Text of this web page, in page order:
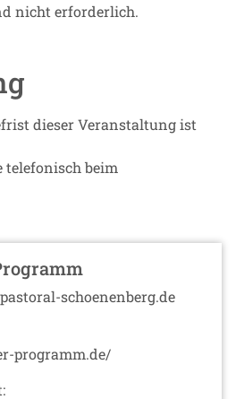
nicht erforderlich.
dieser Veranstaltung ist
telefonisch beim
schoenenberg.de
programm.de/